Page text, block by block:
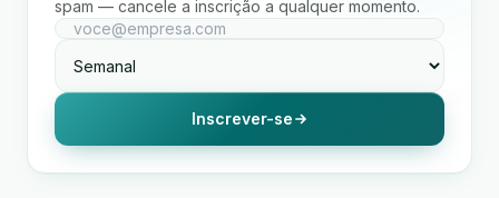
spam — cancele a inscrição a qualquer momento.
Inscrever-se